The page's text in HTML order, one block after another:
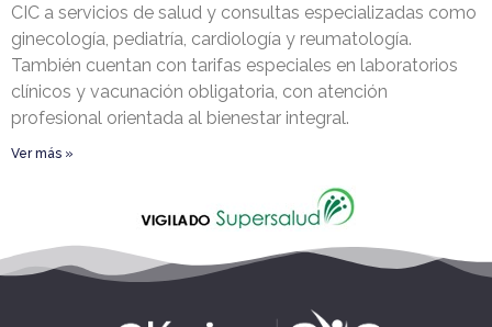
CIC a servicios de salud y consultas especializadas como
ginecología, pediatría, cardiología y reumatología.
También cuentan con tarifas especiales en laboratorios
clínicos y vacunación obligatoria, con atención
profesional orientada al bienestar integral.
Ver más »